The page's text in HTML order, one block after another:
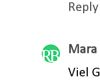
Reply
Mara
Viel